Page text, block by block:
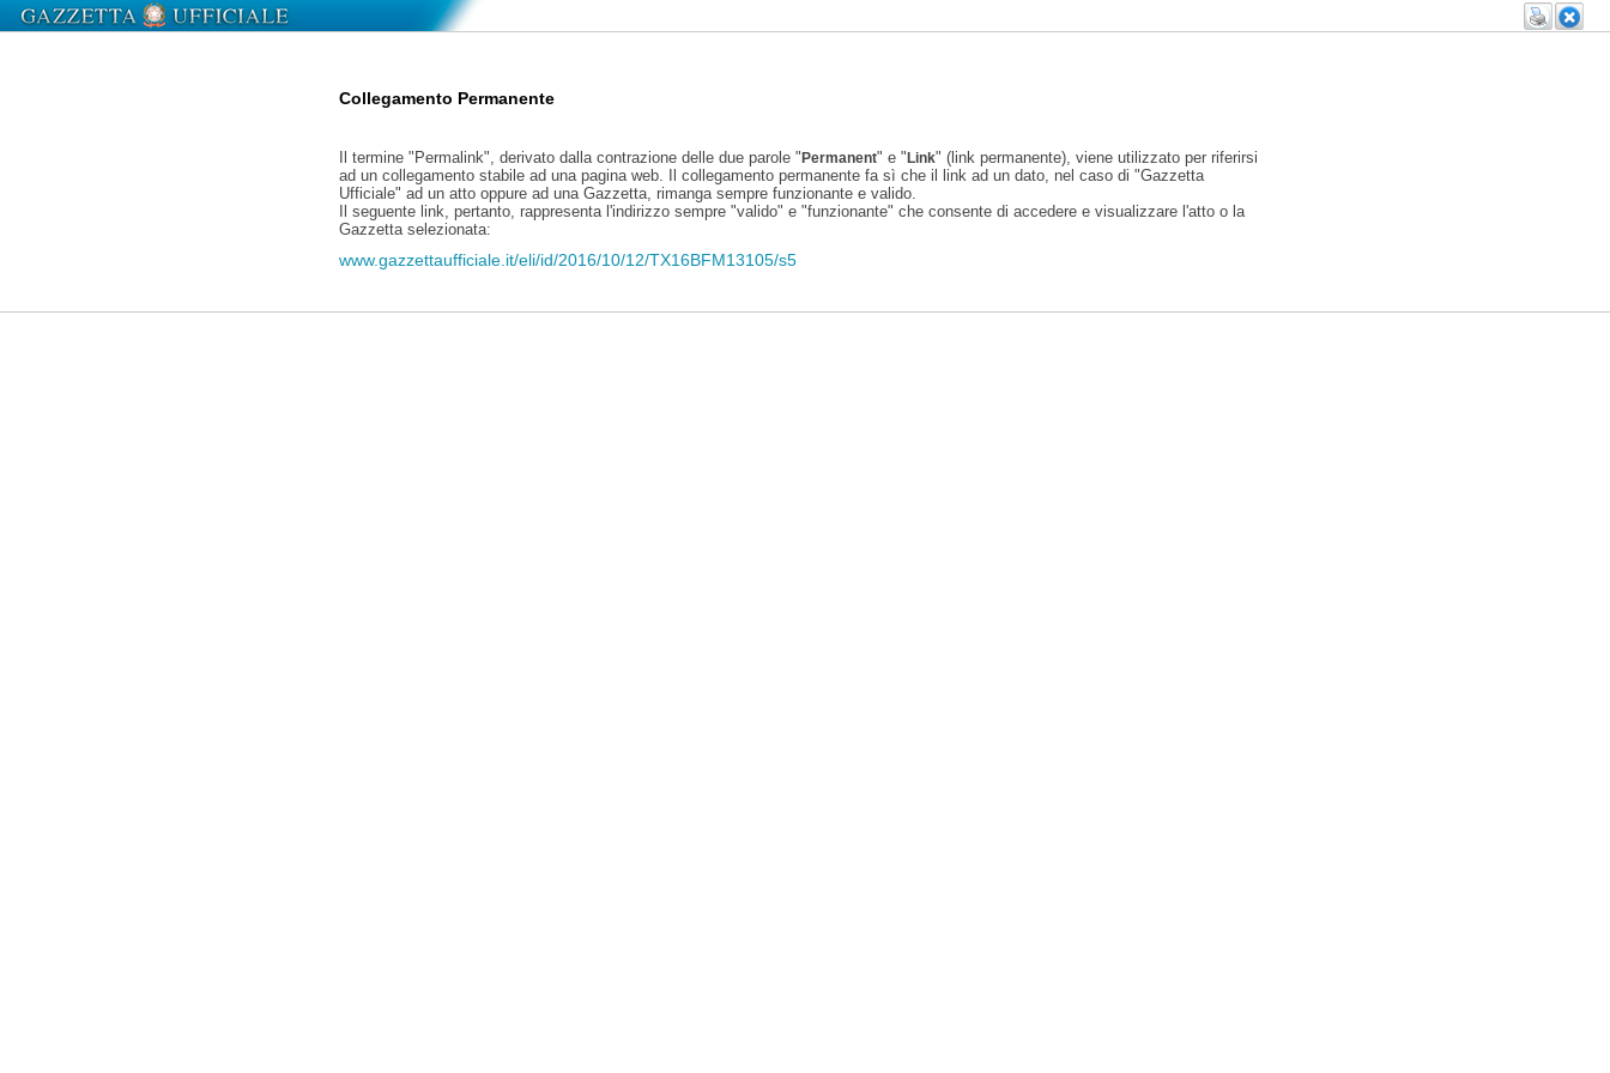
Collegamento Permanente
Il termine "Permalink", derivato dalla contrazione delle due parole "Permanent" e "Link" (link permanente), viene utilizzato per riferirsi
ad un collegamento stabile ad una pagina web. Il collegamento permanente fa sì che il link ad un dato, nel caso di "Gazzetta
Ufficiale" ad un atto oppure ad una Gazzetta, rimanga sempre funzionante e valido.
Il seguente link, pertanto, rappresenta l'indirizzo sempre "valido" e "funzionante" che consente di accedere e visualizzare l'atto o la
Gazzetta selezionata:
www.gazzettaufficiale.it/eli/id/2016/10/12/TX16BFM13105/s5